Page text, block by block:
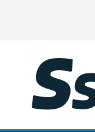
conteúdo